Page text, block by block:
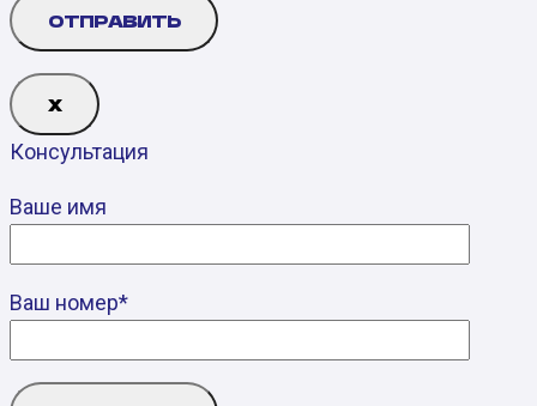
Х
Консультация
Ваше имя
Ваш номер*